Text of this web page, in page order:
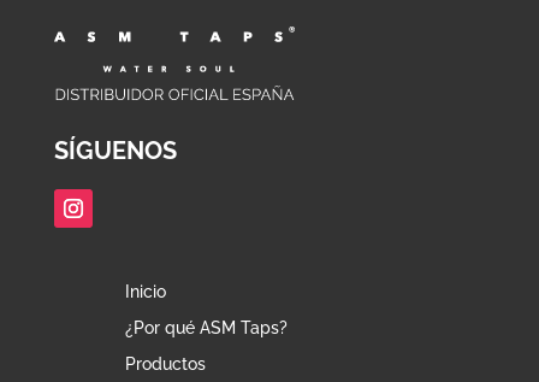
SÍGUENOS
Inicio
¿Por qué ASM Taps?
Productos